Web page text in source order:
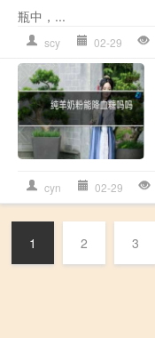
瓶中，...
scy 02-29
cyn 02-29
1 2 3